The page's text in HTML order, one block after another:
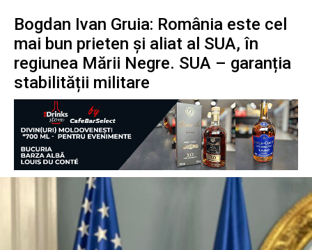
Bogdan Ivan Gruia: România este cel
mai bun prieten și aliat al SUA, în
regiunea Mării Negre. SUA – garanția
stabilității militare